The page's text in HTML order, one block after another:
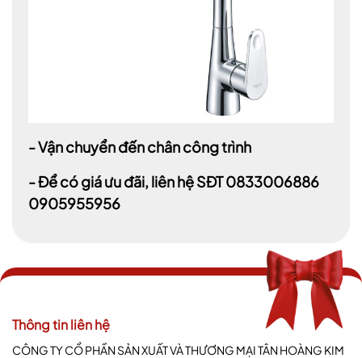
- Vận chuyển đến chân công trình
- Để có giá ưu đãi, liên hệ SĐT 0833006886
0905955956
Thông tin liên hệ
CÔNG TY CỔ PHẦN SẢN XUẤT VÀ THƯƠNG MẠI TÂN HOÀNG KIM